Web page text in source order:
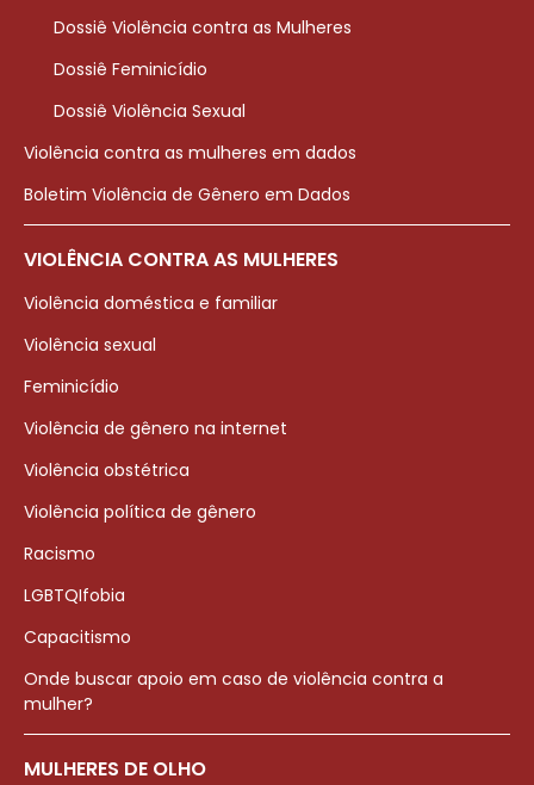
Dossiê Violência contra as Mulheres
Dossiê Feminicídio
Dossiê Violência Sexual
Violência contra as mulheres em dados
Boletim Violência de Gênero em Dados
VIOLÊNCIA CONTRA AS MULHERES
Violência doméstica e familiar
Violência sexual
Feminicídio
Violência de gênero na internet
Violência obstétrica
Violência política de gênero
Racismo
LGBTQIfobia
Capacitismo
Onde buscar apoio em caso de violência contra a
mulher?
MULHERES DE OLHO